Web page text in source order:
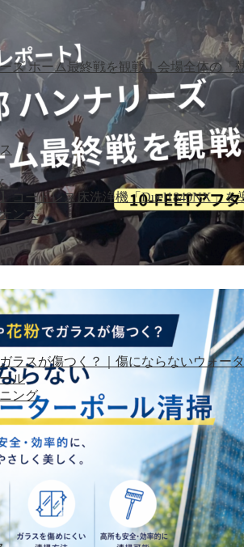
ズ ホーム最終戦を観戦｜会場全体の「
コードレス床洗浄機「Duel1840NX」を
ンス
ラスが傷つく？｜傷にならないウォー
ル
ング